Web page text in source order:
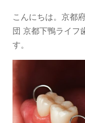
こんにちは。京都
団 京都下鴨ライフ
す。